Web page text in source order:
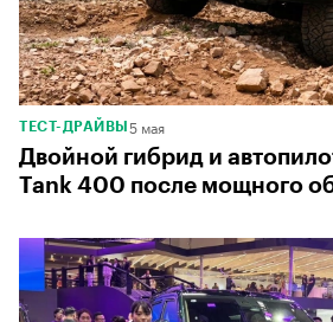
ТЕСТ-ДРАЙВЫ 5 мая
Двойной гибрид и
Tank 400 после мощного